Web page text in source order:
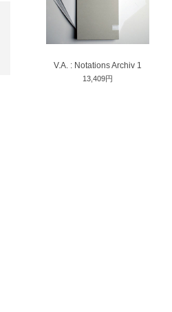
V.A. : Notations Archiv 1
13,409円